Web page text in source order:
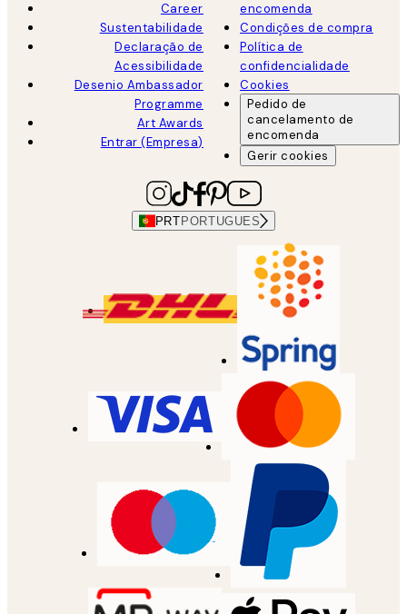
Career
Sustentabilidade
Declaração de
Acessibilidade
Desenio Ambassador
Programme
Art Awards
Entrar (Empresa)
encomenda
Condições de compra
Política de
confidencialidade
Cookies
Pedido de
cancelamento de
encomenda
Gerir cookies
PRT PORTUGUES